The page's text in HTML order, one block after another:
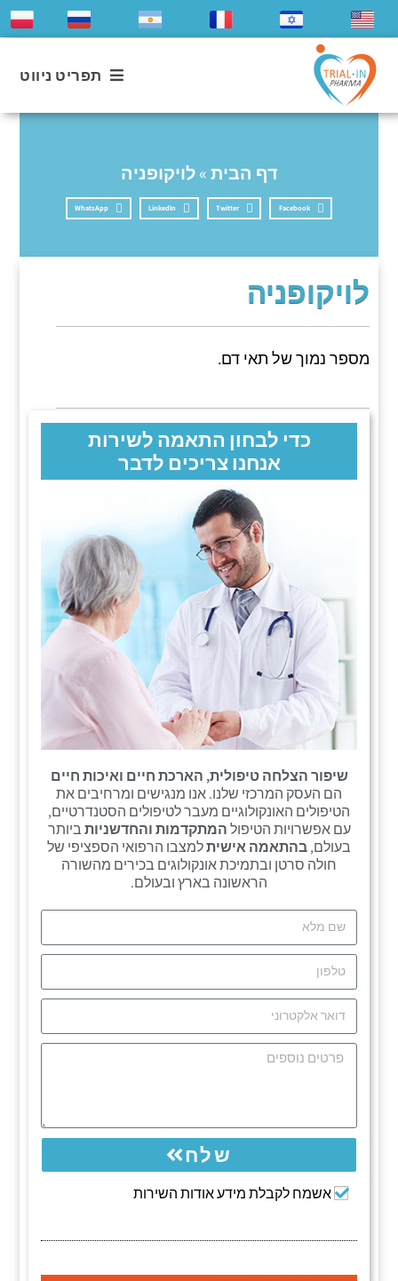
תפריט ניווט
דף הבית»לויקופניה
Facebook
Twitter
LinkedIn
WhatsApp
לויקופניה
מספר נמוך של תאי דם.
כדי לבחון התאמה לשירות
אנחנו צריכים לדבר
שיפור הצלחה טיפולית, הארכת חיים ואיכות חיים
הם העסק המרכזי שלנו. אנו מנגישים ומרחיבים את
הטיפולים האונקולוגיים מעבר לטיפולים הסטנדרטיים,
עם אפשרויות הטיפולהמתקדמות והחדשניותביותר
בעולם,בהתאמה אישיתלמצבו הרפואי הספציפי של
חולה סרטן ובתמיכת אונקולוגים בכירים מהשורה
הראשונה בארץ ובעולם.
אשמח לקבלת מידע אודות השירות
שלח